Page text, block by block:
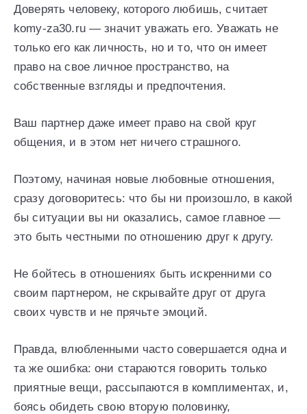
Доверять человеку, которого любишь, считает
komy-za30.ru — значит уважать его. Уважать не
только его как личность, но и то, что он имеет
право на свое личное пространство, на
собственные взгляды и предпочтения.
Ваш партнер даже имеет право на свой круг
общения, и в этом нет ничего страшного.
Поэтому, начиная новые любовные отношения,
сразу договоритесь: что бы ни произошло, в какой
бы ситуации вы ни оказались, самое главное —
это быть честными по отношению друг к другу.
Не бойтесь в отношениях быть искренними со
своим партнером, не скрывайте друг от друга
своих чувств и не прячьте эмоций.
Правда, влюбленными часто совершается одна и
та же ошибка: они стараются говорить только
приятные вещи, рассыпаются в комплиментах, и,
боясь обидеть свою вторую половинку,